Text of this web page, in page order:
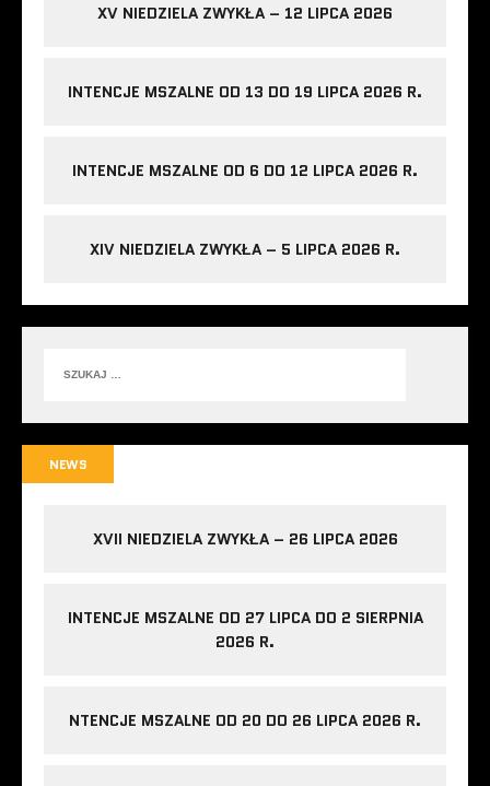
XV NIEDZIELA ZWYKŁA – 12 LIPCA 2026
INTENCJE MSZALNE OD 13 DO 19 LIPCA 2026 R.
INTENCJE MSZALNE OD 6 DO 12 LIPCA 2026 R.
XIV NIEDZIELA ZWYKŁA – 5 LIPCA 2026 R.
NEWS
XVII NIEDZIELA ZWYKŁA – 26 LIPCA 2026
INTENCJE MSZALNE OD 27 LIPCA DO 2 SIERPNIA
2026 R.
NTENCJE MSZALNE OD 20 DO 26 LIPCA 2026 R.